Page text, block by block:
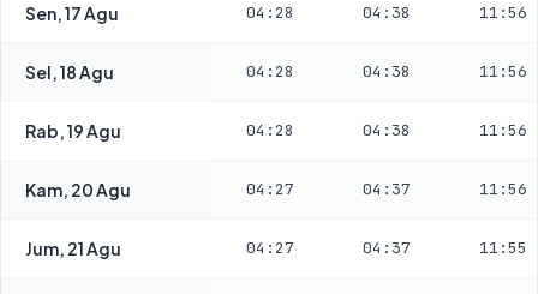
Sen, 17 Agu 04:28 04:38 11:56
Sel, 18 Agu 04:28 04:38 11:56
Rab, 19 Agu 04:28 04:38 11:56
Kam, 20 Agu 04:27 04:37 11:56
Jum, 21 Agu 04:27 04:37 11:55